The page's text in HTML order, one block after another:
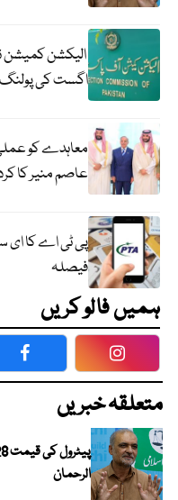
اگست کی
معاہدے کو
عاصم منیر کا
پی ٹی اے کا ای
فیصلہ
ہمیں فالو کریں
Facebook
متعلقہ خبریں
الرحمان